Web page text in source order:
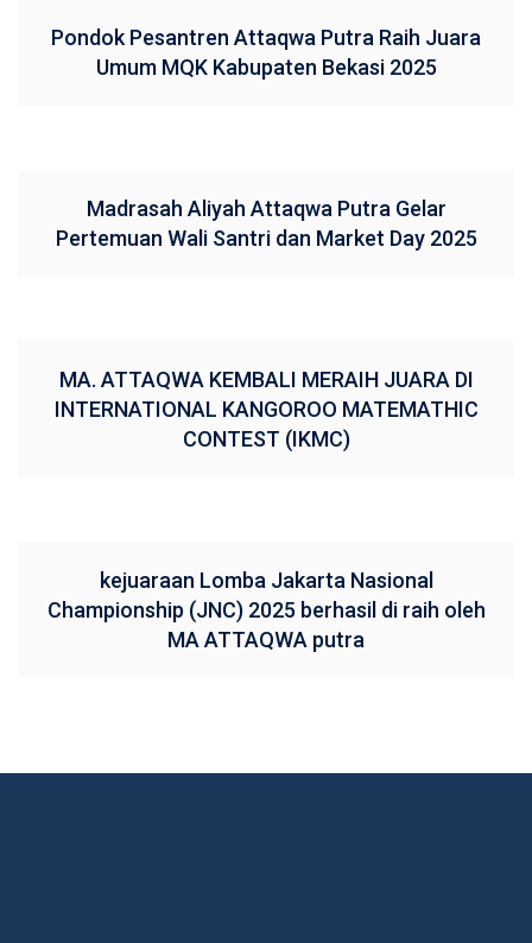
Pondok Pesantren Attaqwa Putra Raih Juara
Umum MQK Kabupaten Bekasi 2025
Madrasah Aliyah Attaqwa Putra Gelar
Pertemuan Wali Santri dan Market Day 2025
MA. ATTAQWA KEMBALI MERAIH JUARA DI
INTERNATIONAL KANGOROO MATEMATHIC
CONTEST (IKMC)
kejuaraan Lomba Jakarta Nasional
Championship (JNC) 2025 berhasil di raih oleh
MA ATTAQWA putra